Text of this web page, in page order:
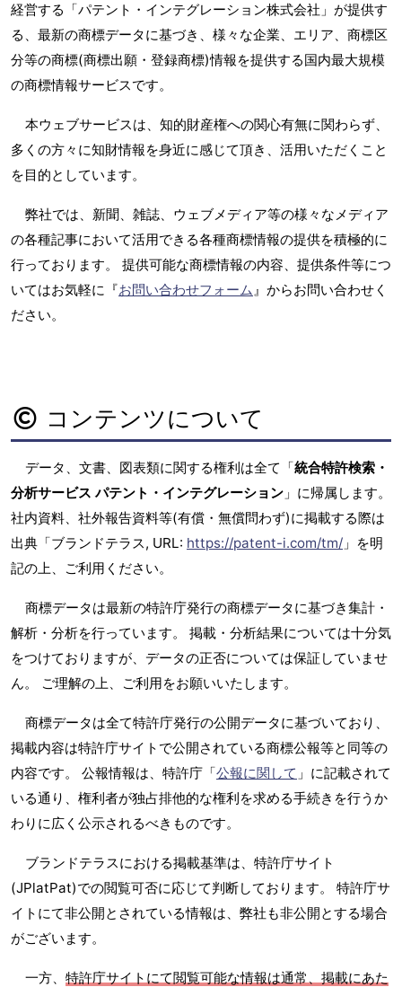
経営する「パテント・インテグレーション株式会社」が提供す
る、最新の商標データに基づき、様々な企業、エリア、商標区
分等の商標(商標出願・登録商標)情報を提供する国内最大規模
の商標情報サービスです。
本ウェブサービスは、知的財産権への関心有無に関わらず、
多くの方々に知財情報を身近に感じて頂き、活用いただくこと
を目的としています。
弊社では、新聞、雑誌、ウェブメディア等の様々なメディア
の各種記事において活用できる各種商標情報の提供を積極的に
行っております。 提供可能な商標情報の内容、提供条件等につ
いてはお気軽に『お問い合わせフォーム』からお問い合わせく
ださい。
コンテンツについて
データ、文書、図表類に関する権利は全て「統合特許検索・
分析サービス パテント・インテグレーション 」に帰属します。
社内資料、社外報告資料等(有償・無償問わず)に掲載する際は
出典「ブランドテラス, URL: https://patent-i.com/tm/ 」を明
記の上、ご利用ください。
商標データは最新の特許庁発行の商標データに基づき集計・
解析・分析を行っています。 掲載・分析結果については十分気
をつけておりますが、データの正否については保証していませ
ん。 ご理解の上、ご利用をお願いいたします。
商標データは全て特許庁発行の公開データに基づいており、
掲載内容は特許庁サイトで公開されている商標公報等と同等の
内容です。 公報情報は、特許庁「公報に関して 」に記載されて
いる通り、権利者が独占排他的な権利を求める手続きを行うか
わりに広く公示されるべきものです。
ブランドテラスにおける掲載基準は、特許庁サイト
(JPlatPat)での閲覧可否に応じて判断しております。 特許庁サ
イトにて非公開とされている情報は、弊社も非公開とする場合
がございます。
一方、 特許庁サイトにて閲覧可能な情報は通常、掲載にあた